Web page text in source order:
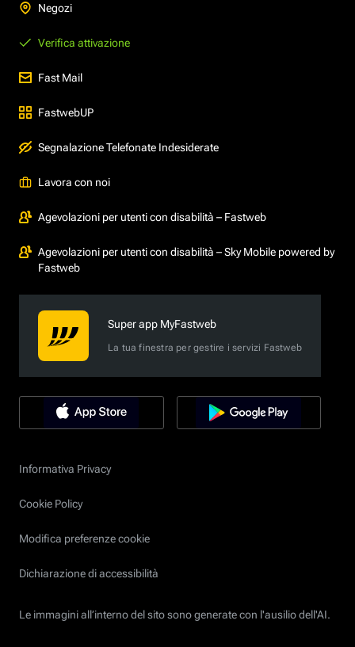
Negozi
Verifica attivazione
Fast Mail
FastwebUP
Segnalazione Telefonate Indesiderate
Lavora con noi
Agevolazioni per utenti con disabilità – Fastweb
Agevolazioni per utenti con disabilità – Sky Mobile powered by
Fastweb
Super app MyFastweb
La tua finestra per gestire i servizi Fastweb
Informativa Privacy
Cookie Policy
Modifica preferenze cookie
Dichiarazione di accessibilità
Le immagini all’interno del sito sono generate con l'ausilio dell'AI.